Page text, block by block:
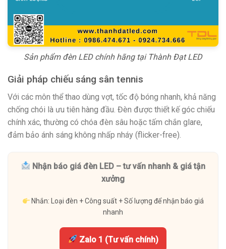
Sản phẩm đèn LED chính hãng tại Thành Đạt LED
Giải pháp chiếu sáng sân tennis
Với các môn thể thao dùng vợt, tốc độ bóng nhanh, khả năng
chống chói là ưu tiên hàng đầu. Đèn được thiết kế góc chiếu
chính xác, thường có chóa đèn sâu hoặc tấm chắn glare,
đảm bảo ánh sáng không nhấp nháy (flicker-free).
Nhận báo giá đèn LED – tư vấn nhanh & giá tận
xưởng
Nhắn: Loại đèn + Công suất + Số lượng để nhận báo giá
nhanh
Zalo 1 (Tư vấn chính)